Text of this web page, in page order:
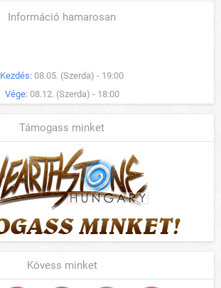
Információ hamarosan
Kezdés: 08.05. (Szerda) - 19:00
Vége: 08.12. (Szerda) - 18:00
Támogass minket
Kövess minket